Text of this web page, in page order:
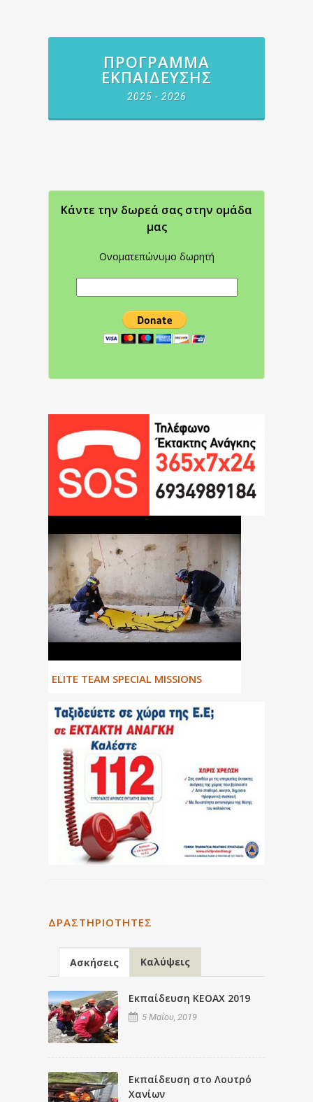
ΠΡΌΓΡΑΜΜΑ
ΕΚΠΑΊΔΕΥΣΗΣ
2025 - 2026
Κάντε την δωρεά σας στην oμάδα
μας
Ονοματεπώνυμο δωρητή
ΕLITE TEAM SPECIAL MISSIONS
ΔΡΑΣΤΗΡΙΌΤΗΤΕΣ
Ασκήσεις Καλύψεις
Εκπαίδευση ΚΕΟΑΧ 2019
5 Μαΐου, 2019
Εκπαίδευση στο Λουτρό
Χανίων